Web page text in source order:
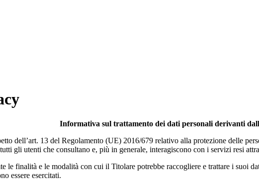
Informativa sul trattamento dei dati personali derivanti
dell’art. 13 del Regolamento (UE) 2016/679 relativo alla protezione delle
gli utenti che consultano e, più in generale, interagiscono con i servizi resi
le finalità e le modalità con cui il Titolare potrebbe raccogliere e trattare i suoi
essere esercitati.